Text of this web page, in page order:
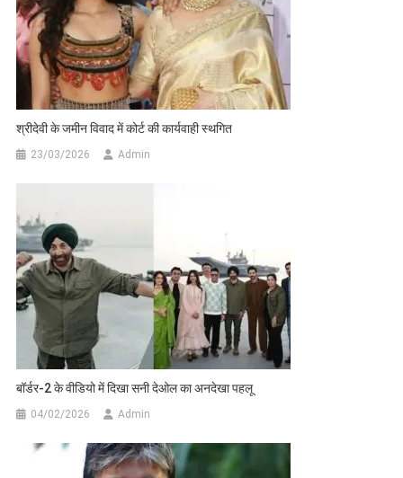
श्रीदेवी के जमीन विवाद में कोर्ट की कार्यवाही स्थगित
23/03/2026 Admin
बॉर्डर-2 के वीडियो में दिखा सनी देओल का अनदेखा पहलू
04/02/2026 Admin